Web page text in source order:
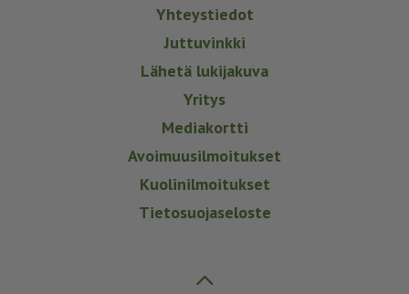
Yhteystiedot
Juttuvinkki
Lähetä lukijakuva
Yritys
Mediakortti
Avoimuusilmoitukset
Kuolinilmoitukset
Tietosuojaseloste